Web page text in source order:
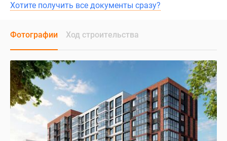
Хотите получить все документы сразу?
Фотографии Ход строительства